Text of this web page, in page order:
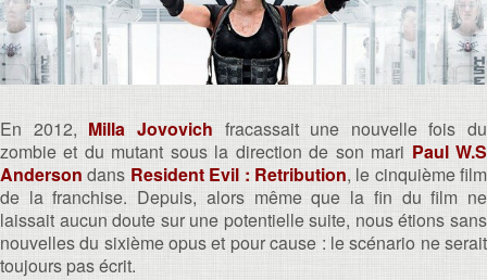
En 2012, Milla Jovovich fracassait une nouvelle fois du
zombie et du mutant sous la direction de son mari Paul W.S
Anderson dans Resident Evil : Retribution, le cinquième film
de la franchise. Depuis, alors même que la fin du film ne
laissait aucun doute sur une potentielle suite, nous étions sans
nouvelles du sixième opus et pour cause : le scénario ne serait
toujours pas écrit.